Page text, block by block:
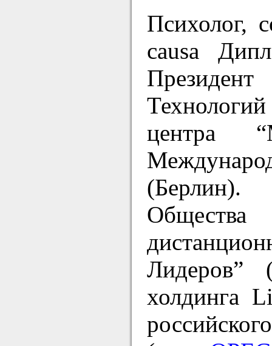
Психолог,
causa
центра
(Берлин).
Лидеров”
холдинга